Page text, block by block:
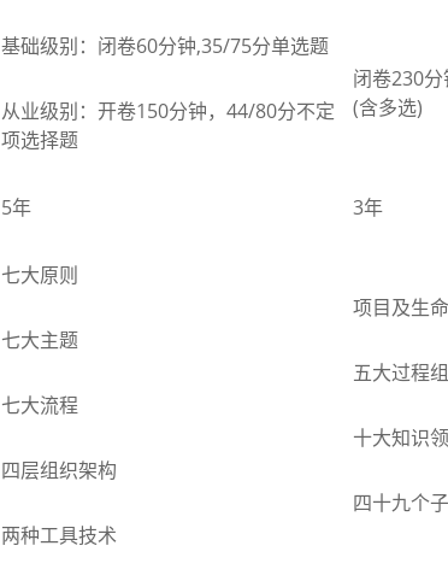
基础级别： 闭卷60分钟,35/75分单选题
从业级别： 开卷150分钟，44/80分不定
项选择题
闭卷230
(含多选)
5年 3年
七大原则
七大主题
七大流程
四层组织架构
两种工具技术
项目及生
五大过程组
十大知识
四十九个